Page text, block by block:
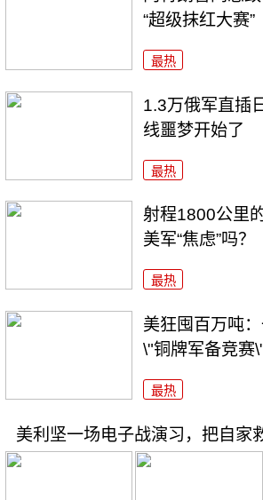
“超级抹红大赛”
最热
1.3万俄军直插
线噩梦开始了
最热
射程1800公里
美军“焦虑”吗？
最热
美狂囤百万吨
\"铜牌军备竞赛
最热
美利坚一场电子战演习，把自家